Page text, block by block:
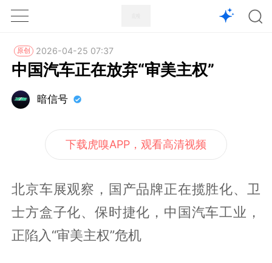
1X
原创 2026-04-25 07:37
中国汽车正在放弃“审美主权”
暗信号
下载虎嗅APP，观看高清视频
北京车展观察，国产品牌正在揽胜化、卫
士方盒子化、保时捷化，中国汽车工业，
正陷入“审美主权”危机